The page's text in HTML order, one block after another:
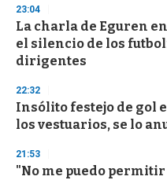
s
e
c
o
n
23:04
La charla de Eguren
el silencio de los
dirigentes
22:32
Insólito festejo de gol
los vestuarios, se lo
21:53
"No me puedo